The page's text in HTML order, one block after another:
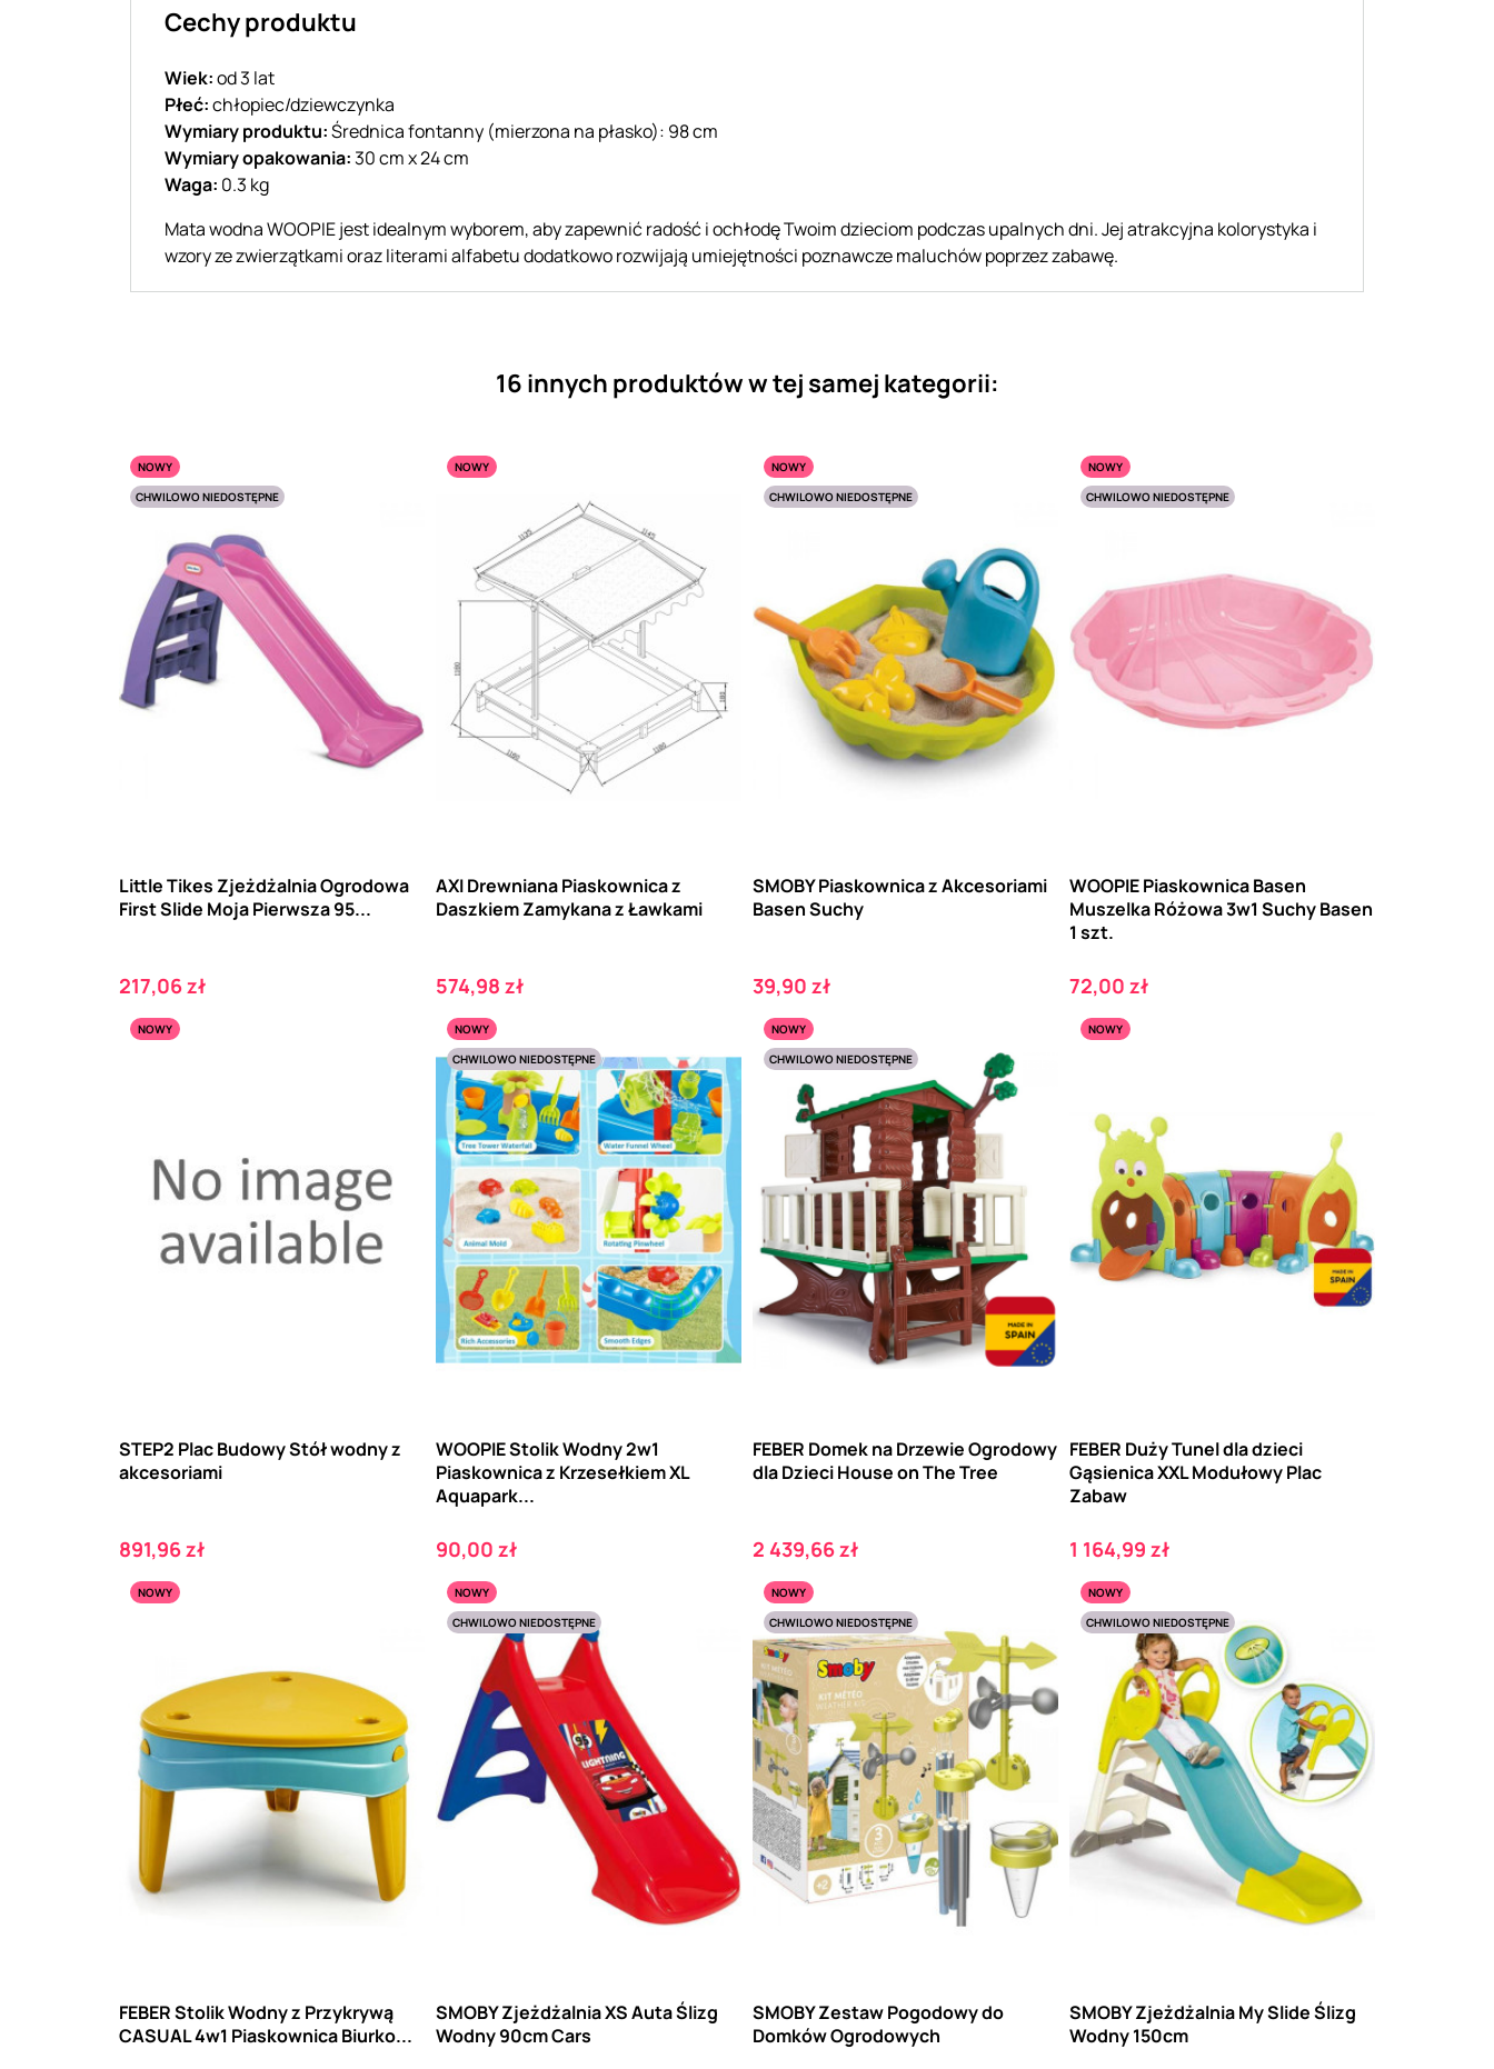
Cechy produktu
Wiek:od 3 lat
Płeć:chłopiec/dziewczynka
Wymiary produktu:Średnica fontanny (mierzona na płasko): 98 cm
Wymiary opakowania:30 cm x 24 cm
Waga: 0.3 kg
Mata wodna WOOPIE jest idealnym wyborem, aby zapewnić radość i ochłodę Twoim dzieciom podczas upalnych dni. Jej atrakcyjna kolorystyka i
wzory ze zwierzątkami oraz literami alfabetu dodatkowo rozwijają umiejętności poznawcze maluchów poprzez zabawę.
16 innych produktów w tej samej kategorii:
NOWY
CHWILOWO NIEDOSTĘPNE
Little Tikes Zjeżdżalnia Ogrodowa
First Slide Moja Pierwsza 95...
Cena
217,06 zł
NOWY
AXI Drewniana Piaskownica z
Daszkiem Zamykana z Ławkami
Cena
574,98 zł
NOWY
CHWILOWO NIEDOSTĘPNE
SMOBY Piaskownica z Akcesoriami
Basen Suchy
Cena
39,90 zł
NOWY
CHWILOWO NIEDOSTĘPNE
WOOPIE Piaskownica Basen
Muszelka Różowa 3w1 Suchy Basen
1 szt.
Cena
72,00 zł
NOWY
STEP2 Plac Budowy Stół wodny z
akcesoriami
Cena
891,96 zł
NOWY
CHWILOWO NIEDOSTĘPNE
WOOPIE Stolik Wodny 2w1
Piaskownica z Krzesełkiem XL
Aquapark...
Cena
90,00 zł
NOWY
CHWILOWO NIEDOSTĘPNE
FEBER Domek na Drzewie Ogrodowy
dla Dzieci House on The Tree
Cena
2 439,66 zł
NOWY
FEBER Duży Tunel dla dzieci
Gąsienica XXL Modułowy Plac
Zabaw
Cena
1 164,99 zł
NOWY
FEBER Stolik Wodny z Przykrywą
CASUAL 4w1 Piaskownica Biurko...
NOWY
CHWILOWO NIEDOSTĘPNE
SMOBY Zjeżdżalnia XS Auta Ślizg
Wodny 90cm Cars
NOWY
CHWILOWO NIEDOSTĘPNE
SMOBY Zestaw Pogodowy do
Domków Ogrodowych
NOWY
CHWILOWO NIEDOSTĘPNE
SMOBY Zjeżdżalnia My Slide Ślizg
Wodny 150cm